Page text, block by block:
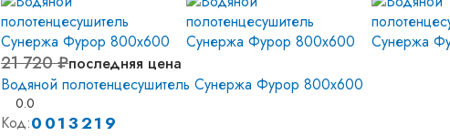
21 720 ₽последняя цена
Водяной полотенцесушитель Сунержа Фурор 800х600
0.0
Код:0013219